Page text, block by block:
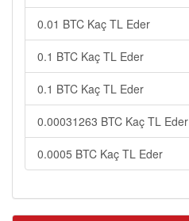
0.01 BTC Kaç TL Eder
0.1 BTC Kaç TL Eder
0.1 BTC Kaç TL Eder
0.00031263 BTC Kaç TL Eder
0.0005 BTC Kaç TL Eder